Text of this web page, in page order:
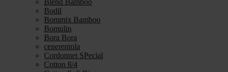
Blend Bamboo
Bodil
Bommix Bamboo
Bomulin
Bora Bora
cenerentola
Cordonnet SPecial
Cotton 8/4